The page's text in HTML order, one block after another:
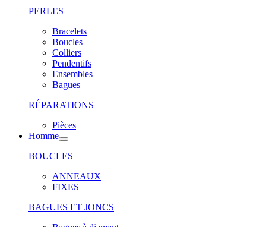
PERLES
Bracelets
Boucles
Colliers
Pendentifs
Ensembles
Bagues
RÉPARATIONS
Pièces
Homme
BOUCLES
ANNEAUX
FIXES
BAGUES ET JONCS